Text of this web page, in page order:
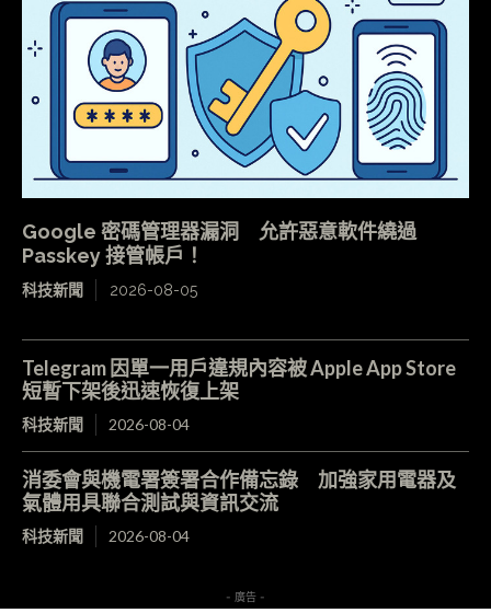
Google 密碼管理器漏洞 允許惡意軟件繞過
Passkey 接管帳戶！
科技新聞 2026-08-05
Telegram 因單一用戶違規內容被 Apple App Store
短暫下架後迅速恢復上架
科技新聞 2026-08-04
消委會與機電署簽署合作備忘錄 加強家用電器及
氣體用具聯合測試與資訊交流
科技新聞 2026-08-04
- 廣告 -